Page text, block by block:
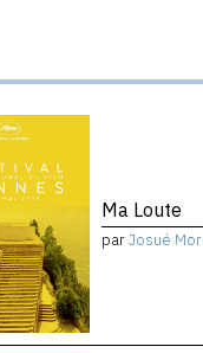
Ma Loute
parJosué